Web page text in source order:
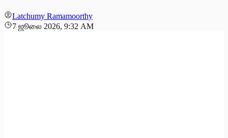
Latchumy Ramamoorthy
7 ஜூலை 2026, 9:32 AM